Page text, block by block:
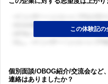
個別面談/OBOG紹介/交流会など
連絡はありましたか？